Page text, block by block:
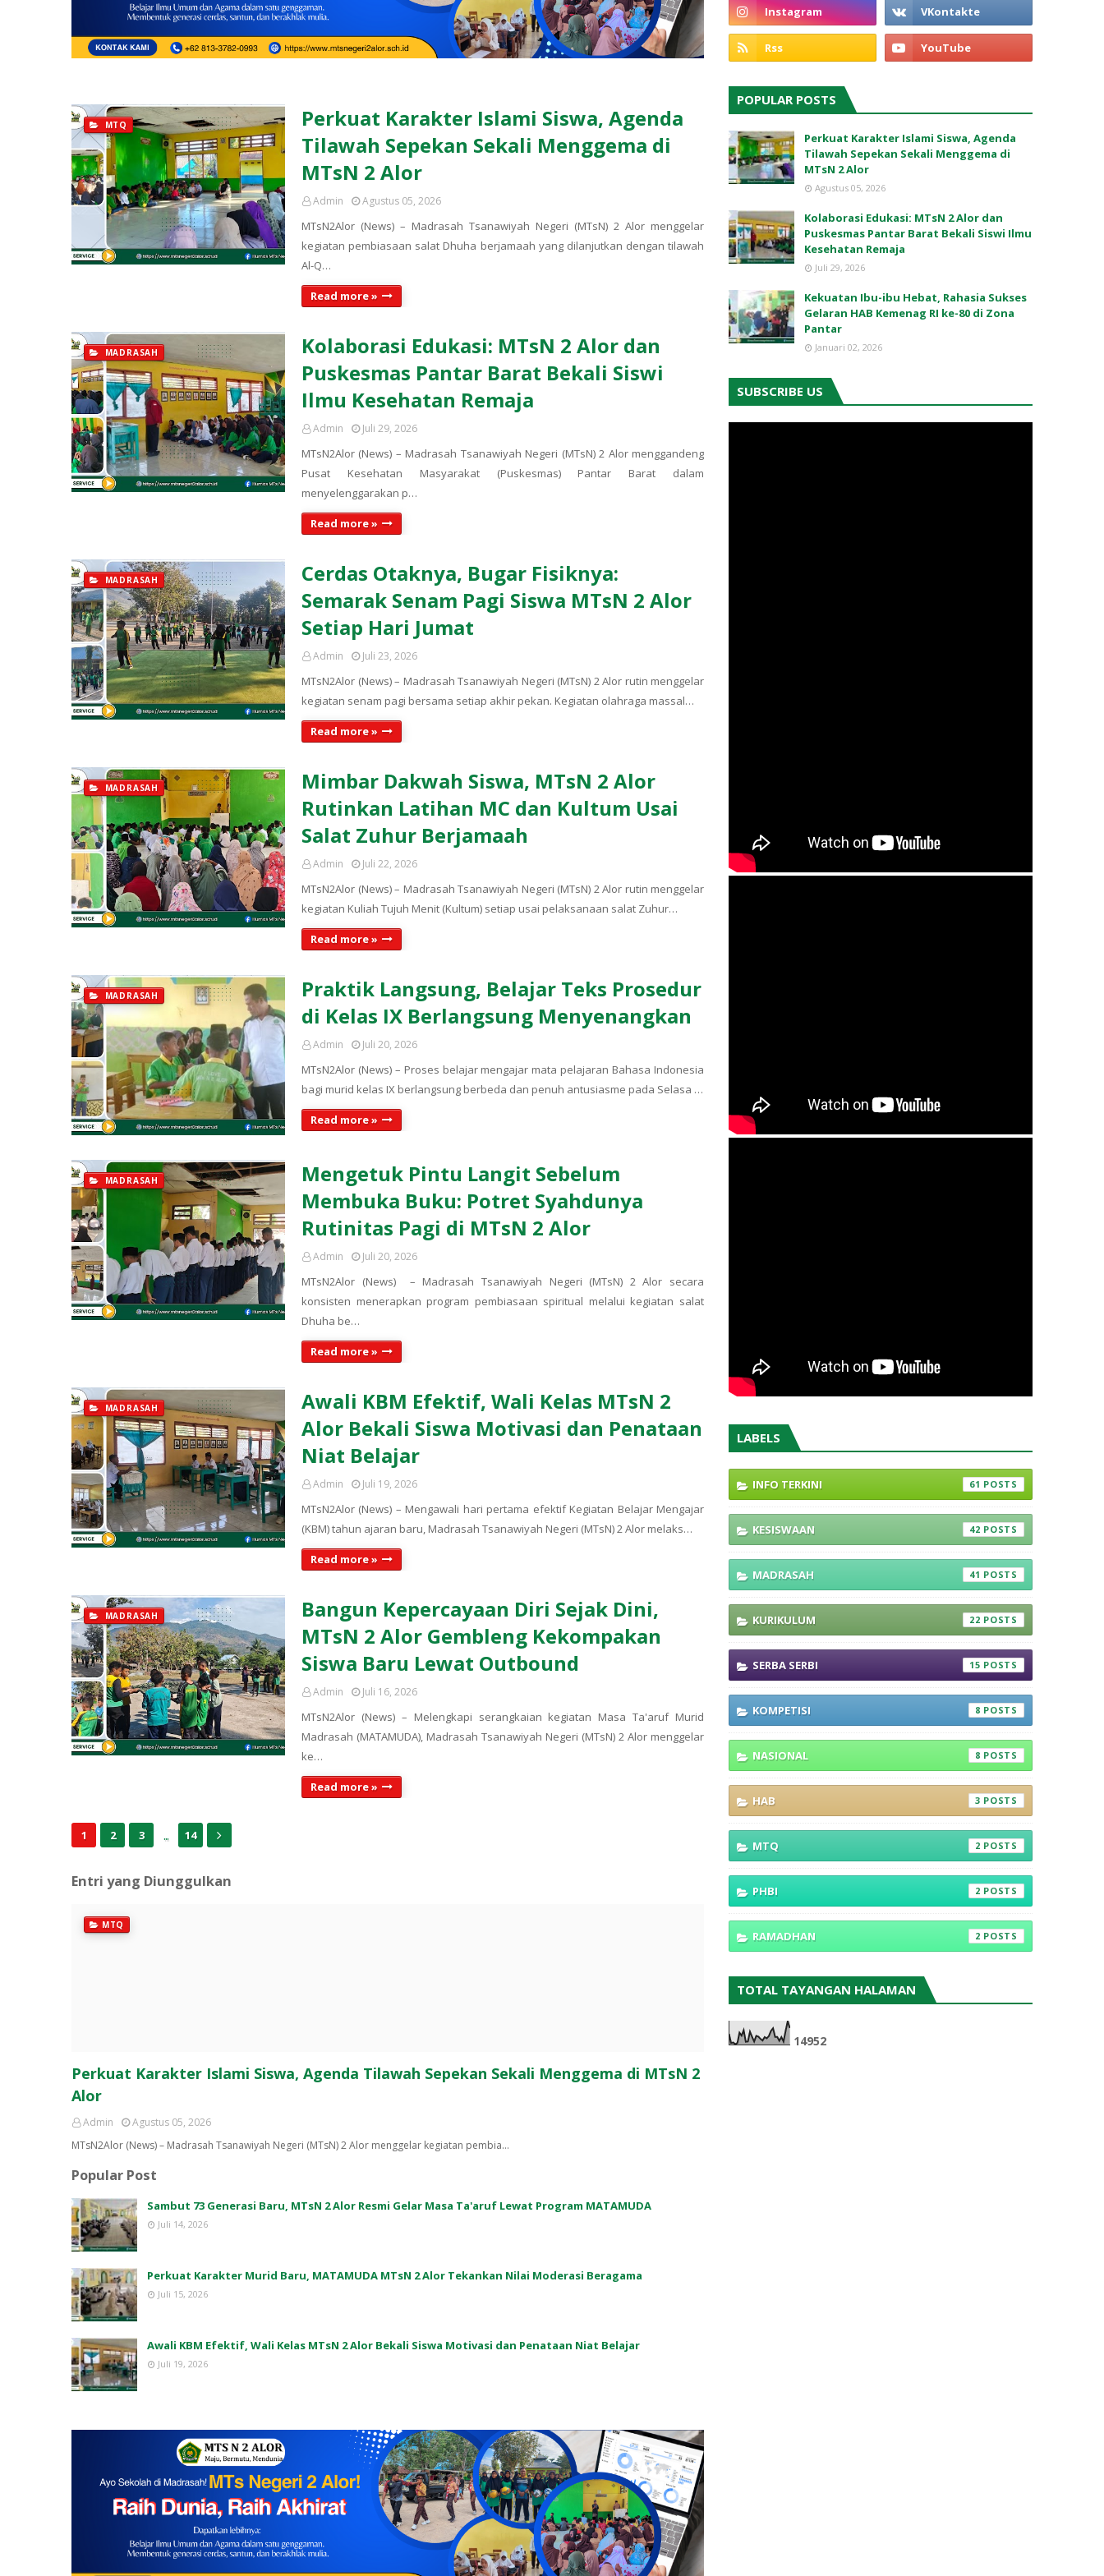
MTQ
Perkuat Karakter Islami Siswa, Agenda
Tilawah Sepekan Sekali Menggema di
MTsN 2 Alor
Admin Agustus 05, 2026
MTsN2Alor (News) – Madrasah Tsanawiyah Negeri (MTsN) 2 Alor menggelar
kegiatan pembiasaan salat Dhuha berjamaah yang dilanjutkan dengan tilawah
Al-Q…
Read more »
MADRASAH
Kolaborasi Edukasi: MTsN 2 Alor dan
Puskesmas Pantar Barat Bekali Siswi
Ilmu Kesehatan Remaja
Admin Juli 29, 2026
MTsN2Alor (News) – Madrasah Tsanawiyah Negeri (MTsN) 2 Alor menggandeng
Pusat Kesehatan Masyarakat (Puskesmas) Pantar Barat dalam
menyelenggarakan p…
Read more »
MADRASAH
Cerdas Otaknya, Bugar Fisiknya:
Semarak Senam Pagi Siswa MTsN 2 Alor
Setiap Hari Jumat
Admin Juli 23, 2026
MTsN2Alor (News) – Madrasah Tsanawiyah Negeri (MTsN) 2 Alor rutin menggelar
kegiatan senam pagi bersama setiap akhir pekan. Kegiatan olahraga massal…
Read more »
MADRASAH
Mimbar Dakwah Siswa, MTsN 2 Alor
Rutinkan Latihan MC dan Kultum Usai
Salat Zuhur Berjamaah
Admin Juli 22, 2026
MTsN2Alor (News) – Madrasah Tsanawiyah Negeri (MTsN) 2 Alor rutin menggelar
kegiatan Kuliah Tujuh Menit (Kultum) setiap usai pelaksanaan salat Zuhur…
Read more »
MADRASAH
Praktik Langsung, Belajar Teks Prosedur
di Kelas IX Berlangsung Menyenangkan
Admin Juli 20, 2026
MTsN2Alor (News) – Proses belajar mengajar mata pelajaran Bahasa Indonesia
bagi murid kelas IX berlangsung berbeda dan penuh antusiasme pada Selasa …
Read more »
MADRASAH
Mengetuk Pintu Langit Sebelum
Membuka Buku: Potret Syahdunya
Rutinitas Pagi di MTsN 2 Alor
Admin Juli 20, 2026
MTsN2Alor (News) – Madrasah Tsanawiyah Negeri (MTsN) 2 Alor secara
konsisten menerapkan program pembiasaan spiritual melalui kegiatan salat
Dhuha be…
Read more »
MADRASAH
Awali KBM Efektif, Wali Kelas MTsN 2
Alor Bekali Siswa Motivasi dan Penataan
Niat Belajar
Admin Juli 19, 2026
MTsN2Alor (News) – Mengawali hari pertama efektif Kegiatan Belajar Mengajar
(KBM) tahun ajaran baru, Madrasah Tsanawiyah Negeri (MTsN) 2 Alor melaks…
Read more »
MADRASAH
Bangun Kepercayaan Diri Sejak Dini,
MTsN 2 Alor Gembleng Kekompakan
Siswa Baru Lewat Outbound
Admin Juli 16, 2026
MTsN2Alor (News) – Melengkapi serangkaian kegiatan Masa Ta'aruf Murid
Madrasah (MATAMUDA), Madrasah Tsanawiyah Negeri (MTsN) 2 Alor menggelar
ke…
Read more »
1 2 3 ... 14
Entri yang Diunggulkan
MTQ
Perkuat Karakter Islami Siswa, Agenda Tilawah Sepekan Sekali Menggema di MTsN 2
Alor
Admin
Agustus 05, 2026
MTsN2Alor (News) – Madrasah Tsanawiyah Negeri (MTsN) 2 Alor menggelar kegiatan pembia…
Popular Post
Sambut 73 Generasi Baru, MTsN 2 Alor Resmi Gelar Masa Ta'aruf Lewat Program MATAMUDA
Juli 14, 2026
Perkuat Karakter Murid Baru, MATAMUDA MTsN 2 Alor Tekankan Nilai Moderasi Beragama
Juli 15, 2026
Awali KBM Efektif, Wali Kelas MTsN 2 Alor Bekali Siswa Motivasi dan Penataan Niat Belajar
Juli 19, 2026
POPULAR POSTS
Perkuat Karakter Islami Siswa, Agenda
Tilawah Sepekan Sekali Menggema di
MTsN 2 Alor
Agustus 05, 2026
Kolaborasi Edukasi: MTsN 2 Alor dan
Puskesmas Pantar Barat Bekali Siswi Ilmu
Kesehatan Remaja
Juli 29, 2026
Kekuatan Ibu-ibu Hebat, Rahasia Sukses
Gelaran HAB Kemenag RI ke-80 di Zona
Pantar
Januari 02, 2026
SUBSCRIBE US
LABELS
INFO TERKINI 61
KESISWAAN 42
MADRASAH 41
KURIKULUM 22
SERBA SERBI 15
KOMPETISI 8
NASIONAL 8
HAB 3
MTQ 2
PHBI 2
RAMADHAN 2
TOTAL TAYANGAN HALAMAN
14952